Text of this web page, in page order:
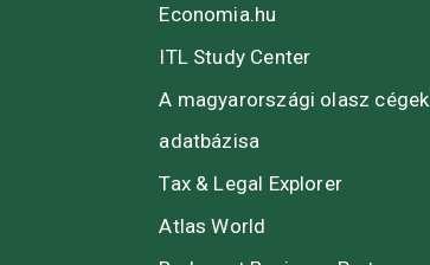
Economia.hu
ITL Study Center
A magyarországi olasz cégek
adatbázisa
Tax & Legal Explorer
Atlas World